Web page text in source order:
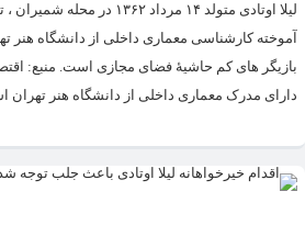
لیلا اوتادی متولد
دارای مدرک معماری داخلی از دانشگاه هنر